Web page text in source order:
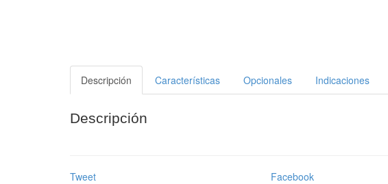
Descripción
Características Opcionales Indicaciones
Descripción
Tweet Facebook